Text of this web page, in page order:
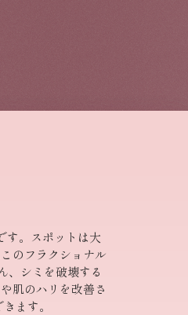
す。スポットは大
のフラクショナル
、シミを破壊する
肌のハリを改善さ
ます。